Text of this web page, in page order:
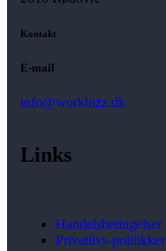
Kontakt
E-mail
info@workbizz.dk
Links
Handelsbetingelser
Privatlivs-politikker